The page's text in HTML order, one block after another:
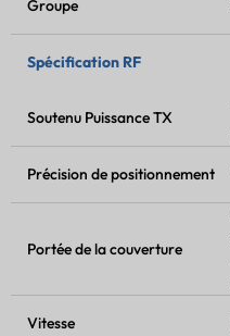
Groupe
Spécification RF
Soutenu Puissance TX
Précision de positionnement
Portée de la couverture
Vitesse